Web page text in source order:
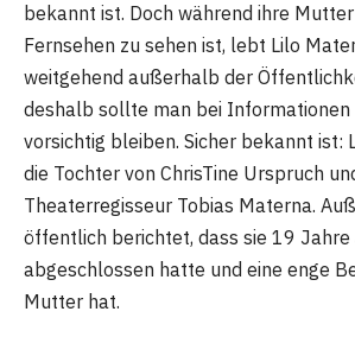
bekannt ist. Doch während ihre
Fernsehen zu sehen ist, lebt Lilo
weitgehend außerhalb der
deshalb sollte man bei Informationen
vorsichtig bleiben. Sicher bekannt ist:
die Tochter von ChrisTine Urspruch
Theaterregisseur Tobias Materna.
öffentlich berichtet, dass sie 19
abgeschlossen hatte und eine enge
Mutter hat.